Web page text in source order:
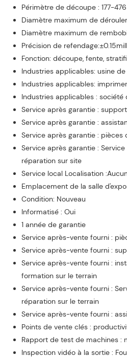
Périmètre de découpe : 177-
Diamètre maximum de
Diamètre maximum de
Précision de
Fonction: découpe, fente,
Industries applicables: usine
Industries applicables:
Industries applicables : société
Service après garantie :
Service après garantie :
Service après garantie : pièces
Service après garantie :
réparation sur site
Service local Localisation
Emplacement de la salle
Condition: Nouveau
Informatisé : Oui
1 année de garantie
Service après-vente fourni :
Service après-vente fourni :
Service après-vente fourni :
formation sur le terrain
Service après-vente fourni :
réparation sur le terrain
Service après-vente fourni :
Points de vente clés :
Rapport de test de machines :
Inspection vidéo à la sortie :